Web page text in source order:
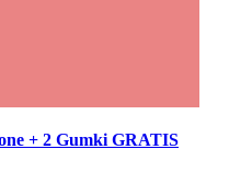
+ 2 Gumki GRATIS